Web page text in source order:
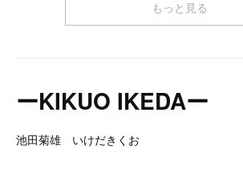
もっと見る
ーKIKUO IKEDAー
池田菊雄 いけだきくお